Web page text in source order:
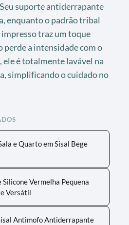
suporte antiderrapante
enquanto o padrão tribal
traz um toque
perde a intensidade com o
ele é totalmente lavável na
simplificando o cuidado no
e Quarto em Sisal Bege
Silicone Vermelha Pequena
Versátil
Antimofo Antiderrapante